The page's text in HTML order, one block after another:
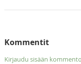
Kommentit
Kirjaudu sisään